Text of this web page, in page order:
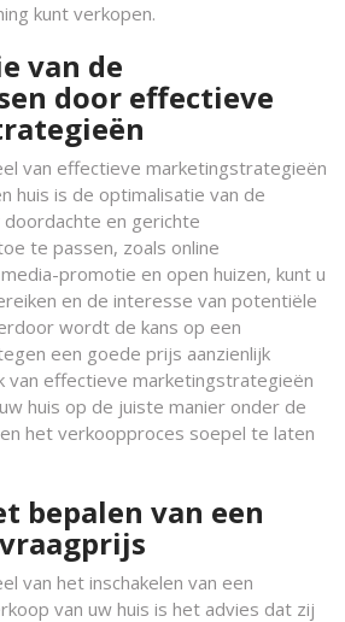
kunt verkopen.
van de
door effectieve
van effectieve marketingstrategieën
huis is de optimalisatie van de
en gerichte
te passen, zoals online
promotie en open huizen, kunt u
en de interesse van potentiële
wordt de kans op een
een goede prijs aanzienlijk
effectieve marketingstrategieën
huis op de juiste manier onder de
het verkoopproces soepel te laten
bepalen van een
van het inschakelen van een
van uw huis is het advies dat zij